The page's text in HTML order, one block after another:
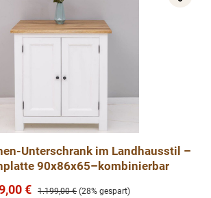
Unterschrank im Landhausstil –
90x86x65–kombinierbar
€ Regulärer Preis:
1.199,00 € (28% gespart)